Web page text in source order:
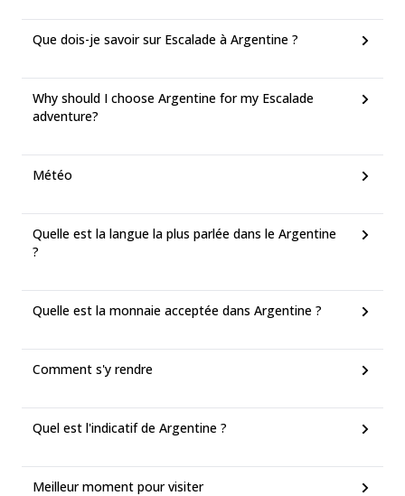
Que dois-je savoir sur Escalade à Argentine ?
Why should I choose Argentine for my Escalade
adventure?
Météo
Quelle est la langue la plus parlée dans le Argentine
?
Quelle est la monnaie acceptée dans Argentine ?
Comment s'y rendre
Quel est l'indicatif de Argentine ?
Meilleur moment pour visiter